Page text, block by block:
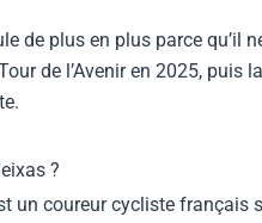
de plus en plus parce qu’il
de l’Avenir en 2025, puis
?
un coureur cycliste français